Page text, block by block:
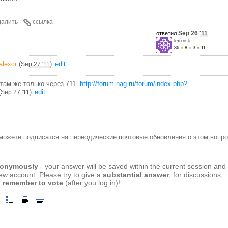
ссылка
ответил Sep 26 '11
lexxnsk
86 ● 8 ● 3 ● 11
(Sep 27 '11 ) edit
же только через 711. http://forum.nag.ru/forum/index.php?
Sep 27 '11 ) edit
подписатся на переодические почтовые обновления о этом
- your answer will be saved within the current session and
account. Please try to give a substantial answer, for discussions,
remember to vote (after you log in)!